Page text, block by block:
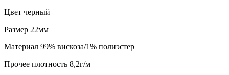
Цвет черный
Размер 22мм
Материал 99% вискоза/1% полиэстер
Прочее плотность 8,2г/м